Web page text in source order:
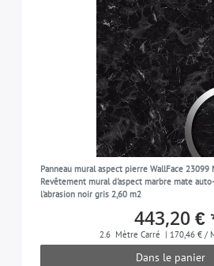
Panneau mural aspect pierre WallFace 23099
Revêtement mural d'aspect marbre mate
l'abrasion noir gris 2,60 m2
443,20 €
2.6 Mètre Carré | 170,46 € /
Dans le panier